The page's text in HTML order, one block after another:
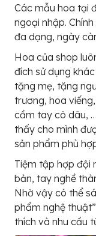
Các mẫu hoa tại
ngoại nhập.
đa dạng, ngày
Hoa của shop
đích sử dụng
tặng mẹ, tặng
trương, hoa
cầm tay cô dâu,
thấy cho mình
sản phẩm phù
Tiệm tập hợp đội
bản, tay nghề
Nhờ vậy có thể
phẩm nghệ
thích và nhu cầu